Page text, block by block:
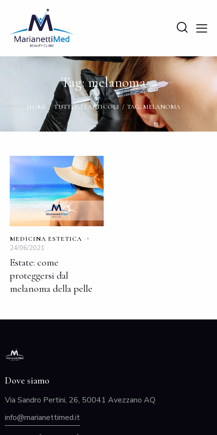
Tag: melanoma
HOME TUTTI GLI ARTICOLI TAG: MELANOMA
MEDICINA ESTETICA
24/06/2021
Estate: come
proteggersi dal
melanoma della pelle
Dove siamo
Via Sandro Pertini, 26, 50041 Avezzano AQ
info@marianettimed.it